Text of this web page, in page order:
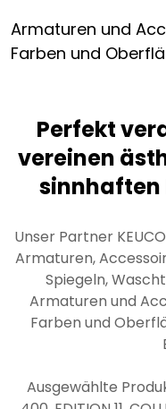
Armaturen und
Farben und
Perfekt
vereinen
Unser Partner
Armaturen,
Spiegeln,
Armaturen und
Farben und
Ausgewählte